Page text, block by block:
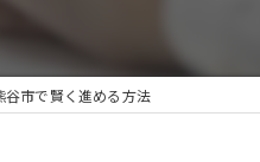
市で賢く進める方法